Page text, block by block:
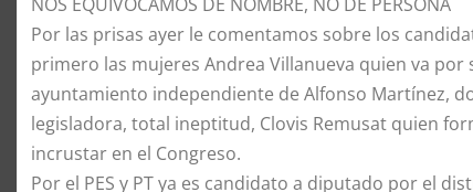
Por las prisas ayer le comentamos sobre los
primero las mujeres Andrea Villanueva quien va
ayuntamiento independiente de Alfonso Martínez,
legisladora, total ineptitud, Clovis Remusat quien
incrustar en el Congreso.
Por el PES y PT ya es candidato a diputado por el